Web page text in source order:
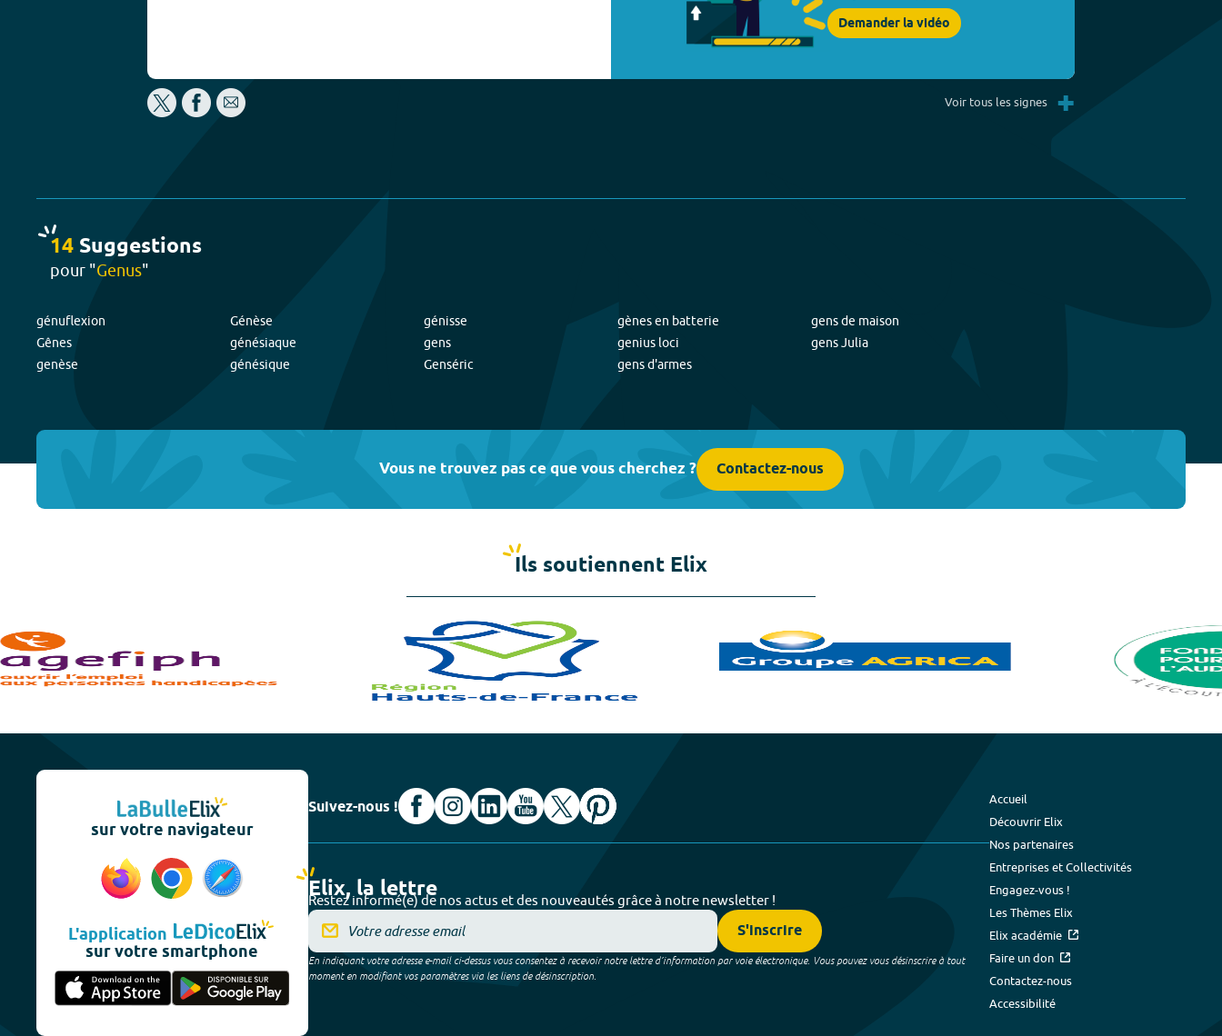
Demander la vidéo
Voir tous les signes +
14 Suggestions
pour "Genus"
génuflexion
Gênes
genèse
Génèse
génésiaque
génésique
génisse
gens
Genséric
gènes en batterie
genius loci
gens d'armes
gens de maison
gens Julia
Vous ne trouvez pas ce que vous cherchez ? Contactez-nous
Ils soutiennent Elix
sur votre navigateur
L'application
sur votre smartphone
Suivez-nous !
Elix, la lettre
Restez informé(e) de nos actus et des nouveautés grâce à notre newsletter !
S'inscrire
En indiquant votre adresse e-mail ci-dessus vous consentez à recevoir notre lettre d’information par voie électronique. Vous pouvez vous désinscrire à tout
moment en modifiant vos paramètres via les liens de désinscription.
Accueil
Découvrir Elix
Nos partenaires
Entreprises et Collectivités
Engagez-vous !
Les Thèmes Elix
Elix académie
Faire un don
Contactez-nous
Accessibilité